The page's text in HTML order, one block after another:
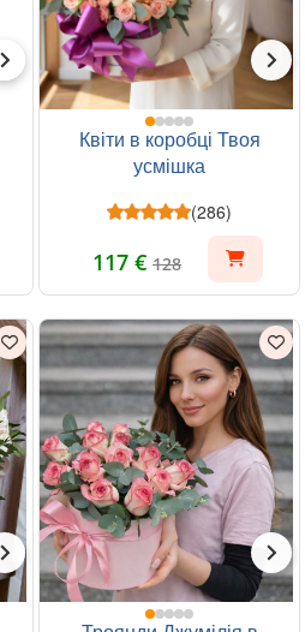
Квіти в коробці Твоя
усмішка
(286)
117 € 128